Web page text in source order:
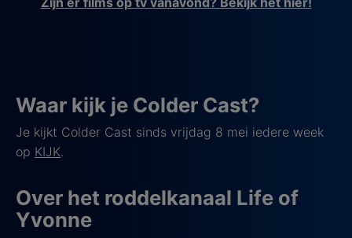
Waar kijk je Colder Cast?
Je kijkt Colder Cast sinds vrijdag 8 mei iedere week
op KIJK.
Over het roddelkanaal Life of
Yvonne